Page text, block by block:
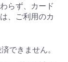
らず、カード
、ご利用のカ
できません。